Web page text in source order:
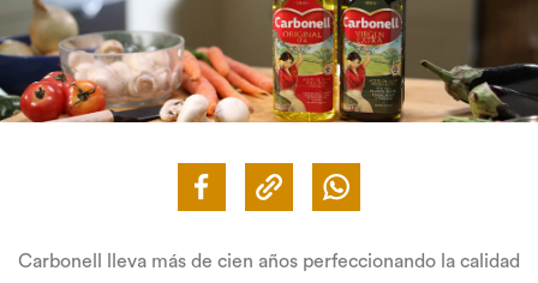
Carbonell lleva más de cien años perfeccionando la calidad